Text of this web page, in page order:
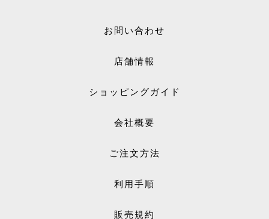
お問い合わせ
店舗情報
ショッピングガイド
会社概要
ご注文方法
利用手順
販売規約